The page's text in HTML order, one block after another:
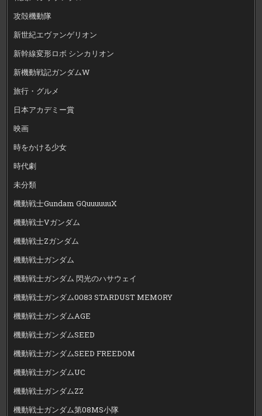
攻殻機動隊
新世紀エヴァンゲリオン
新幹線変形ロボ シンカリオン
新機動戦記ガンダムW
旅行・グルメ
日本アカデミー賞
映画
時をかける少女
時代劇
未分類
機動戦士Gundam GQuuuuuuX
機動戦士Vガンダム
機動戦士Zガンダム
機動戦士ガンダム
機動戦士ガンダム 閃光のハサウェイ
機動戦士ガンダム0083 STARDUST MEMORY
機動戦士ガンダムAGE
機動戦士ガンダムSEED
機動戦士ガンダムSEED FREEDOM
機動戦士ガンダムUC
機動戦士ガンダムZZ
機動戦士ガンダム第08MS小隊